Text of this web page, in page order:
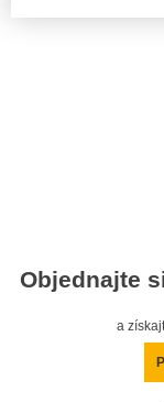
Objednajte
a